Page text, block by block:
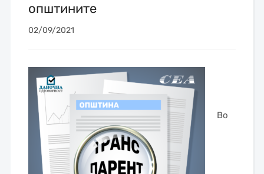
општините
02/09/2021
Во